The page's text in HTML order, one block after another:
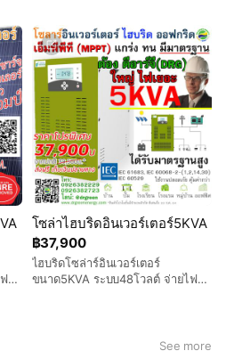
ISO9001/14001
฿37,900
โซล่าไฮบริดอินเวอร์เตอร์5KVA
ไฮบริดโซล่าร์อินเวอร์เตอร์
ขนาด5KVA ระบบ48โวลต์ จ่ายไฟ
แผงที่ 70V-150โวลต์ แสดงผลทาง
See more